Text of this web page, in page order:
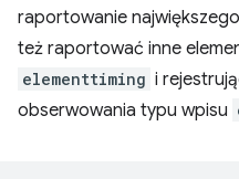
raportowanie
też raportować inne
elementtiming i
obserwowania typu wpisu